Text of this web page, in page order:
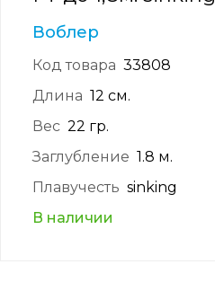
Воблер
Код товара 33808
Длина 12 см.
Вес 22 гр.
Заглубление 1.8 м.
Плавучесть sinking
В наличии